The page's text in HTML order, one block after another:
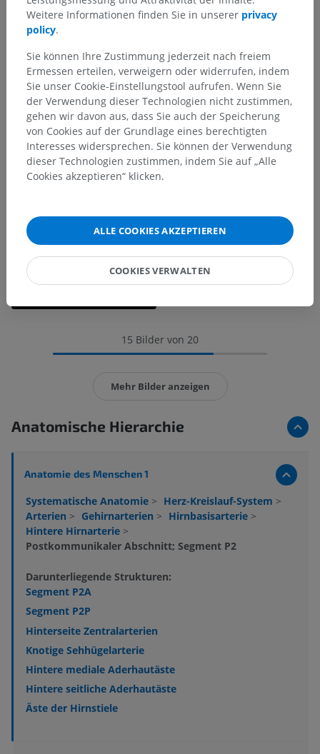
15 Bilder von 20
Mehr Bilder anzeigen
Anatomische Hierarchie
Anatomie des Menschen 1
Systematische Anatomie > Herz-Kreislauf-System >
Arterien > Gehirnarterien > Hirnbasisarterie >
Hintere Hirnarterie >
Postkommunikaler Abschnitt; Segment P2
Darunterliegende Strukturen:
Segment P2A
Segment P2P
Hinterseite Zentralarterien
Knotige Sehhügelarterie
Hintere mediale Aderhautäste
Hintere seitliche Aderhautäste
Äste der Hirnstiele
Weitere Informationen finden Sie in unserer privacy
policy.
Sie können Ihre Zustimmung jederzeit nach freiem
Ermessen erteilen, verweigern oder widerrufen, indem
Sie unser Cookie-Einstellungstool aufrufen. Wenn Sie
der Verwendung dieser Technologien nicht zustimmen,
gehen wir davon aus, dass Sie auch der Speicherung
von Cookies auf der Grundlage eines berechtigten
Interesses widersprechen. Sie können der Verwendung
dieser Technologien zustimmen, indem Sie auf „Alle
Cookies akzeptieren“ klicken.
ALLE COOKIES AKZEPTIEREN
COOKIES VERWALTEN